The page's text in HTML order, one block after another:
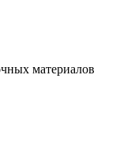
материалов